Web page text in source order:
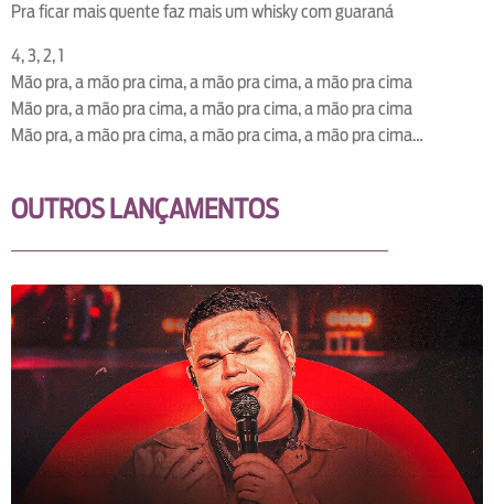
Pra ficar mais quente faz mais um whisky com guaraná
4, 3, 2, 1
Mão pra, a mão pra cima, a mão pra cima, a mão pra cima
Mão pra, a mão pra cima, a mão pra cima, a mão pra cima
Mão pra, a mão pra cima, a mão pra cima, a mão pra cima…
OUTROS LANÇAMENTOS